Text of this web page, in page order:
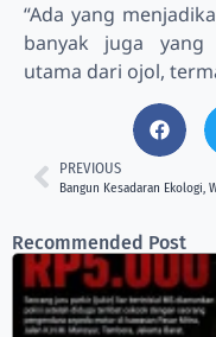
“Ada yang
banyak juga yang
utama dari ojol,
PREVIOUS
Recommended Post